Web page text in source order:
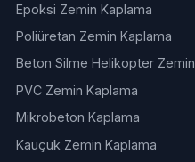
Epoksi Zemin Kaplama
Poliüretan Zemin Kaplama
Beton Silme Helikopter Zemin
PVC Zemin Kaplama
Mikrobeton Kaplama
Kauçuk Zemin Kaplama